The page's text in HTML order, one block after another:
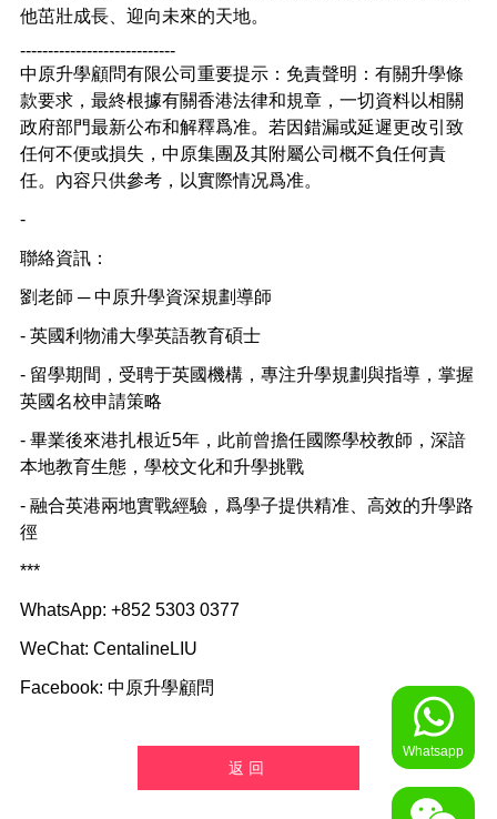
Whatsapp
他茁壯成長、迎向未來的天地。
----------------------------
中原升學顧問有限公司重要提示：免責聲明：有關升學條
款要求，最終根據有關香港法律和規章，一切資料以相關
政府部門最新公布和解釋爲准。若因錯漏或延遲更改引致
任何不便或損失，中原集團及其附屬公司概不負任何責
任。內容只供參考，以實際情况爲准。
-
聯絡資訊：
劉老師 ─ 中原升學資深規劃導師
- 英國利物浦大學英語教育碩士
- 留學期間，受聘于英國機構，專注升學規劃與指導，掌握
英國名校申請策略
- 畢業後來港扎根近5年，此前曾擔任國際學校教師，深諳
本地教育生態，學校文化和升學挑戰
- 融合英港兩地實戰經驗，爲學子提供精准、高效的升學路
徑
***
WhatsApp: +852 5303 0377
WeChat: CentalineLIU
Facebook: 中原升學顧問
返回